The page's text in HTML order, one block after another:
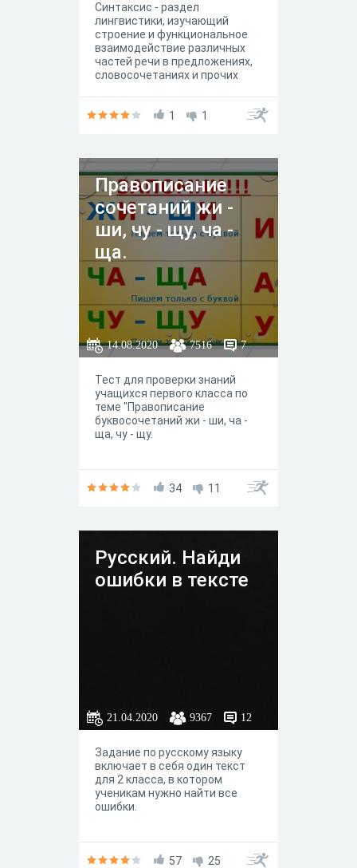
Синтаксис - раздел
лингвистики, изучающий
строение и функциональное
взаимодействие различных
частей речи в предложениях,
словосочетаниях и прочих
1 1
Правописание
сочетаний жи -
ши, чу - щу, ча -
ща.
14.08.2020 7516 7
Тест для проверки знаний
учащихся первого класса по
теме "Правописание
буквосочетаний жи - ши, ча -
ща, чу - щу.
34 11
Русский. Найди
ошибки в тексте
21.04.2020 9367 12
Задание по русскому языку
включает в себя один текст
для 2 класса, в котором
ученикам нужно найти все
ошибки.
57 25